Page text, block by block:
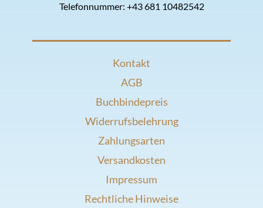
Telefonnummer: +43 681 10482542
Kontakt
AGB
Buchbindepreis
Widerrufsbelehrung
Zahlungsarten
Versandkosten
Impressum
Rechtliche Hinweise